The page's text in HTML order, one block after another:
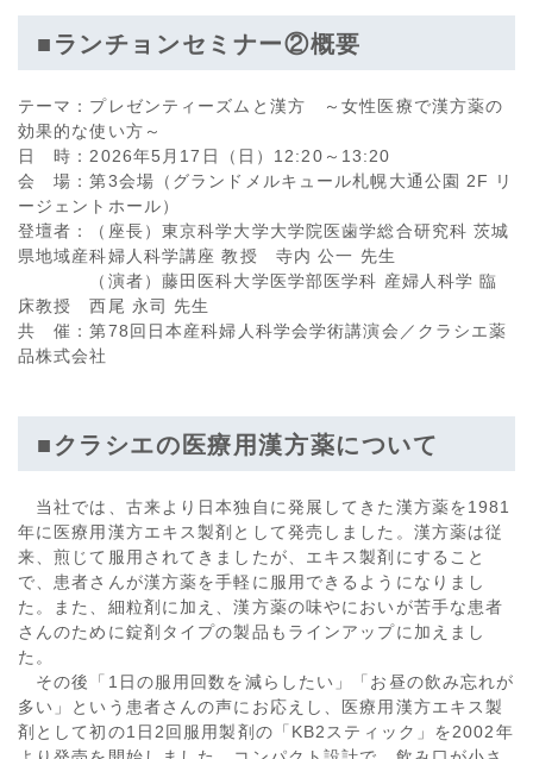
■ランチョンセミナー②概要
テーマ：プレゼンティーズムと漢方 ～女性医療で漢方薬の
効果的な使い方～
日 時：2026年5月17日（日）12:20～13:20
会 場：第3会場（グランドメルキュール札幌大通公園 2F リ
ージェントホール）
登壇者：（座長）東京科学大学大学院医歯学総合研究科 茨城
県地域産科婦人科学講座 教授 寺内 公一 先生
（演者）藤田医科大学医学部医学科 産婦人科学 臨
床教授 西尾 永司 先生
共 催：第78回日本産科婦人科学会学術講演会／クラシエ薬
品株式会社
■クラシエの医療用漢方薬について
当社では、古来より日本独自に発展してきた漢方薬を1981
年に医療用漢方エキス製剤として発売しました。漢方薬は従
来、煎じて服用されてきましたが、エキス製剤にすること
で、患者さんが漢方薬を手軽に服用できるようになりまし
た。また、細粒剤に加え、漢方薬の味やにおいが苦手な患者
さんのために錠剤タイプの製品もラインアップに加えまし
た。
その後「1日の服用回数を減らしたい」「お昼の飲み忘れが
多い」という患者さんの声にお応えし、医療用漢方エキス製
剤として初の1日2回服用製剤の「KB2スティック」を2002年